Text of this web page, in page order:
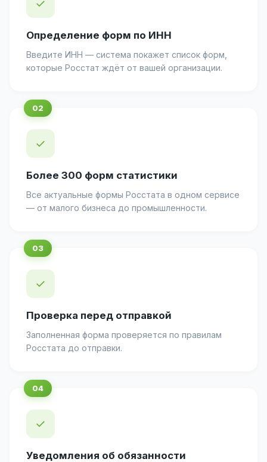
✓
Определение форм по ИНН
Введите ИНН — система покажет список форм,
которые Росстат ждёт от вашей организации.
✓
Более 300 форм статистики
Все актуальные формы Росстата в одном сервисе
— от малого бизнеса до промышленности.
✓
Проверка перед отправкой
Заполненная форма проверяется по правилам
Росстата до отправки.
✓
Уведомления об обязанности